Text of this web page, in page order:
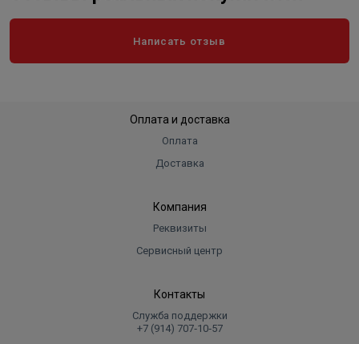
Написать отзыв
Оплата и доставка
Оплата
Доставка
Компания
Реквизиты
Сервисный центр
Контакты
Служба поддержки
+7 (914) 707‑10‑57